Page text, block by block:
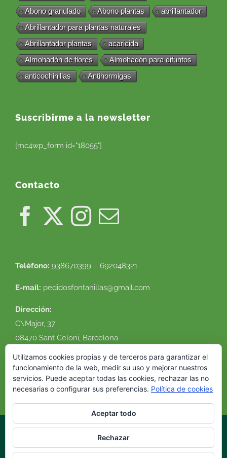
Abono granulado
Abono plantas
abrillantador
Abrillantador para plantas naturales
Abrillantador plantas
acaricida
Almohadón de flores
Almohadón para difuntos
anticochinillas
Antihormigas
Suscribirme a la newsletter
[mc4wp_form id="18055"]
Contacto
Teléfono: 938670399 – 692048321
E-mail: pedidosfontanillas@gmail.com
Dirección:
C\Major, 37
08470 Sant Celoni, Barcelona
Ver en google maps
© 2016 Flor Natural. Todos los derechos reservados. |
cookies|Condiciones de uso|Envíos y devoluciones|Diseño
Utilizamos cookies propias y de terceros para garantizar el
funcionamiento de la web, medir su uso y mejorar nuestros
servicios. Puede aceptar todas las cookies, rechazar las no
necesarias o configurar sus preferencias. Política de cookies
Aceptar todo
Rechazar